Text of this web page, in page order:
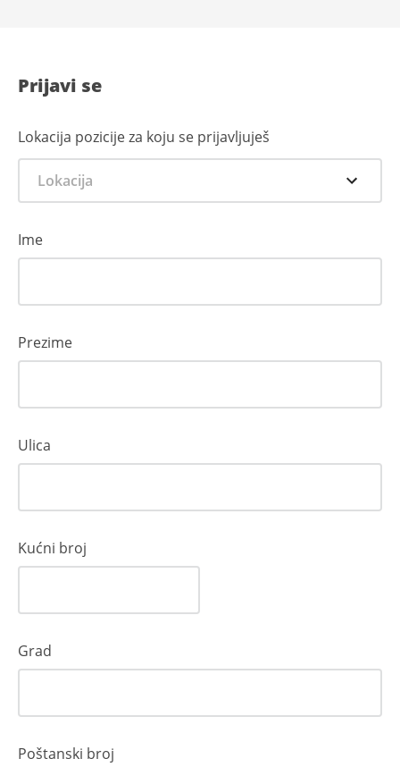
Prijavi se
Lokacija pozicije za koju se prijavljuješ
Lokacija
Ime
Prezime
Ulica
Kućni broj
Grad
Poštanski broj